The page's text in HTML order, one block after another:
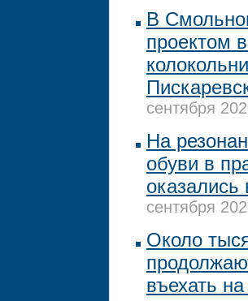
В
проектом
сентября
На
обуви в
сентября
Около
въехать